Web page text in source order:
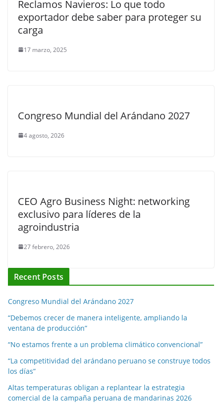
Reclamos Navieros: Lo que todo
exportador debe saber para proteger su
carga
17 marzo, 2025
Congreso Mundial del Arándano 2027
4 agosto, 2026
CEO Agro Business Night: networking
exclusivo para líderes de la
agroindustria
27 febrero, 2026
Recent Posts
Congreso Mundial del Arándano 2027
“Debemos crecer de manera inteligente, ampliando la
ventana de producción”
“No estamos frente a un problema climático convencional”
“La competitividad del arándano peruano se construye todos
los días”
Altas temperaturas obligan a replantear la estrategia
comercial de la campaña peruana de mandarinas 2026